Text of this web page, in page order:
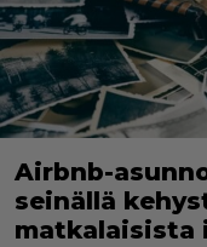
Airbnb-
seinällä
matkalaisista